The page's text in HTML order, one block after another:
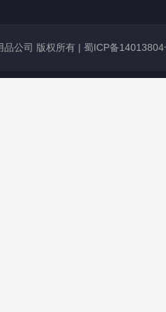
公司 版权所有 | 蜀ICP备14013804